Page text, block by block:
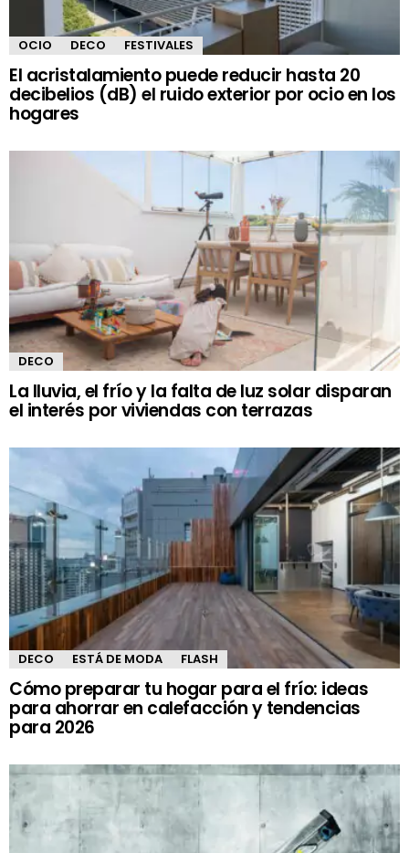
OCIO DECO FESTIVALES
El acristalamiento puede reducir hasta 20
decibelios (dB) el ruido exterior por ocio en los
hogares
DECO
La lluvia, el frío y la falta de luz solar disparan
el interés por viviendas con terrazas
DECO ESTÁ DE MODA FLASH
Cómo preparar tu hogar para el frío: ideas
para ahorrar en calefacción y tendencias
para 2026